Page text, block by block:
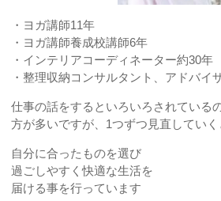
・ヨガ講師11年
・ヨガ講師養成校講師6年
・インテリアコーディネーター約30年
・整理収納コンサルタント、アドバイ
仕事の話をするといろいろされている
方が多いですが、1つずつ見直していく
自分に合ったものを選び
過ごしやすく快適な生活を
届ける事を行っています